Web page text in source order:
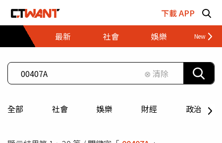
下載 APP
最新
社會 娛樂 財經
⊗ 清除
全部 社會 娛樂 財經 政治